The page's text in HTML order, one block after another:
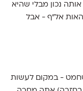
נכון מבלי שהיא
אל״ף - אבל
- במקום לעשות